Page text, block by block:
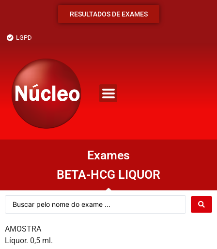
RESULTADOS DE EXAMES
LGPD
Exames
BETA-HCG LIQUOR
AMOSTRA
Líquor. 0,5 ml.